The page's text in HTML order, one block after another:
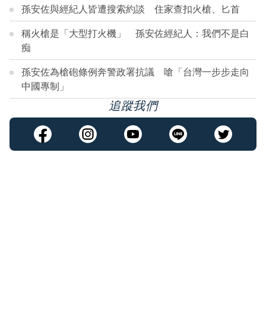
孫安佐與經紀人皆遭搜索約談 住家查扣火槍、匕首
稱火槍是「大型打火機」 孫安佐經紀人：我們不是白
痴
孫安佐為槍砲條例奔警政署抗議 嗆「台灣一步步走向
中國專制」
追蹤我們